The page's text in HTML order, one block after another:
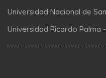
Universidad Nacional de
Universidad Ricardo Palma -